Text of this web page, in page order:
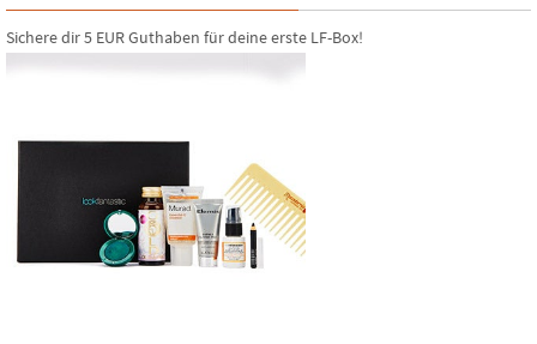
Sichere dir 5 EUR Guthaben für deine erste LF-Box!